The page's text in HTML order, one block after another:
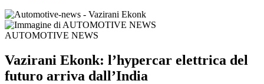
AUTOMOTIVE NEWS
Vazirani Ekonk: l’hypercar elettrica del
futuro arriva dall’India